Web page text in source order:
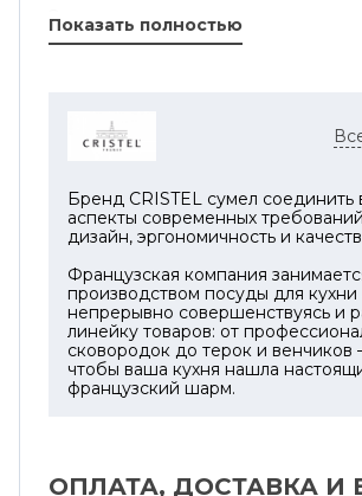
Эргономичные ручки, прочно
прикреплены к корпусу
обеспечивают использование
ожогов, гарантируя
нержавеющей стали приятно
контрастирует с матовой
кастрюли.
Закругленная стеклянная
только улучшает
и удерживает влагу во время
приготовления. Ручка из
стали обеспечивает безопасное
стекла обеспечивает высокую
Показать полностью
Бренд CRISTEL сумел соединить
аспекты современных
дизайн, эргономичность и
Французская компания
производством посуды для кухни
непрерывно совершенствуясь и
линейку товаров: от
сковородок до терок и венчиков
чтобы ваша кухня нашла
французский шарм.
ОПЛАТА, ДОСТАВКА И